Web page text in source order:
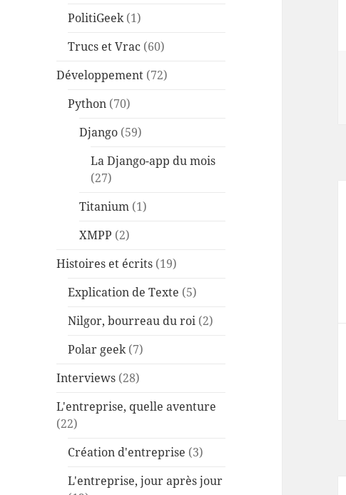
PolitiGeek(1)
Trucs et Vrac (60)
Développement (72)
Python (70)
Django (59)
La Django-app du mois
(27)
Titanium (1)
XMPP (2)
Histoires et écrits (19)
Explication de Texte (5)
Nilgor, bourreau du roi (2)
Polar geek(7)
Interviews (28)
L'entreprise, quelle aventure
(22)
Création d'entreprise (3)
L'entreprise, jour après jour